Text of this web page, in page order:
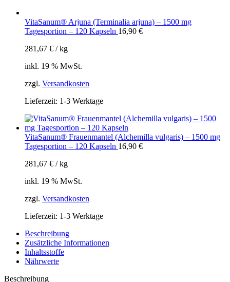
VitaSanum® Arjuna (Terminalia arjuna) – 1500 mg
Tagesportion – 120 Kapseln 16,90 €
281,67 € /kg
inkl. 19 % MwSt.
zzgl. Versandkosten
Lieferzeit: 1-3 Werktage
VitaSanum® Frauenmantel (Alchemilla vulgaris) – 1500 mg
Tagesportion – 120 Kapseln 16,90 €
281,67 € /kg
inkl. 19 % MwSt.
zzgl. Versandkosten
Lieferzeit: 1-3 Werktage
Beschreibung
Zusätzliche Informationen
Inhaltsstoffe
Nährwerte
Beschreibung